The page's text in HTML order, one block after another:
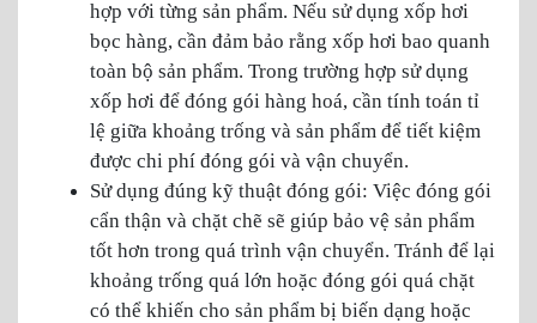
hợp với từng sản phẩm. Nếu sử dụng xốp hơi
bọc hàng, cần đảm bảo rằng xốp hơi bao quanh
toàn bộ sản phẩm. Trong trường hợp sử dụng
xốp hơi để đóng gói hàng hoá, cần tính toán tỉ
lệ giữa khoảng trống và sản phẩm để tiết kiệm
được chi phí đóng gói và vận chuyển.
Sử dụng đúng kỹ thuật đóng gói: Việc đóng gói
cẩn thận và chặt chẽ sẽ giúp bảo vệ sản phẩm
tốt hơn trong quá trình vận chuyển. Tránh để lại
khoảng trống quá lớn hoặc đóng gói quá chặt
có thể khiến cho sản phẩm bị biến dạng hoặc